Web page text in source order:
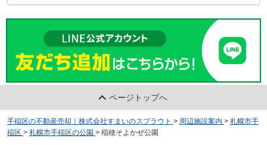
ページトップへ
手稲区の不動産売却｜株式会社すまいのスプラウト > 周辺施設案内 > 札幌市手
稲区 > 札幌市手稲区の公園 > 稲穂そよかぜ公園